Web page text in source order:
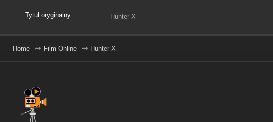
Tytuł oryginalny Hunter X
Home Film Online Hunter X